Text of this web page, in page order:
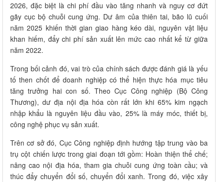
2026, đặc biệt là chi phí đầu vào tăng nhanh và nguy cơ đứt
gãy cục bộ chuỗi cung ứng. Dư âm của thiên tai, bão lũ cuối
năm 2025 khiến thời gian giao hàng kéo dài, nguyên vật liệu
khan hiếm, đẩy chi phí sản xuất lên mức cao nhất kể từ giữa
năm 2022.
Trong bối cảnh đó, vai trò của chính sách được đánh giá là yếu
tố then chốt để doanh nghiệp có thể hiện thực hóa mục tiêu
tăng trưởng hai con số. Theo Cục Công nghiệp (Bộ Công
Thương), dư địa nội địa hóa còn rất lớn khi 65% kim ngạch
nhập khẩu là nguyên liệu đầu vào, 25% là máy móc, thiết bị,
công nghệ phục vụ sản xuất.
Trên cơ sở đó, Cục Công nghiệp định hướng tập trung vào ba
trụ cột chiến lược trong giai đoạn tới gồm: Hoàn thiện thể chế;
nâng cao nội địa hóa, tham gia chuỗi cung ứng toàn cầu; và
thúc đẩy chuyển đổi số, chuyển đổi xanh. Trong đó, việc xây